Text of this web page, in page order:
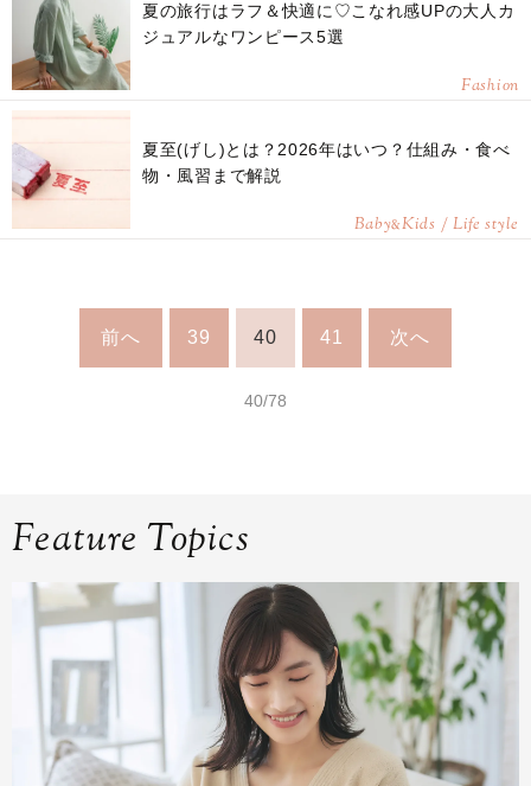
夏の旅行はラフ＆快適に♡こなれ感UPの大人カ
ジュアルなワンピース5選
Fashion
夏至(げし)とは？2026年はいつ？仕組み・食べ
物・風習まで解説
Baby&Kids / Life style
前へ 39 40 41 次へ
40/78
Feature Topics